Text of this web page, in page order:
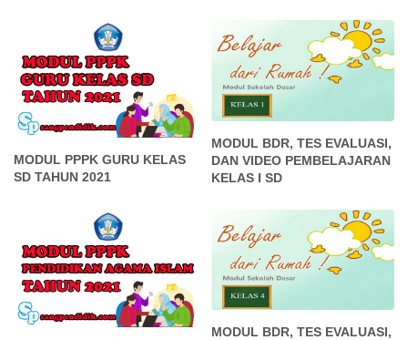
MODUL PPPK GURU KELAS
SD TAHUN 2021
MODUL BDR, TES EVALUASI,
DAN VIDEO PEMBELAJARAN
KELAS I SD
MODUL BDR, TES EVALUASI,